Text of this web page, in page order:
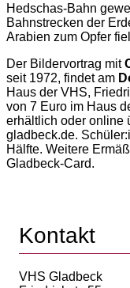
Hedschas-Bahn
Bahnstrecken der
Arabien zum Opfer
Der Bildervortrag mit
seit 1972, findet am
Haus der VHS,
von 7 Euro im Haus
erhältlich oder online
gladbeck.de.
Hälfte. Weitere
Gladbeck-Card.
Kontakt
VHS Gladbeck